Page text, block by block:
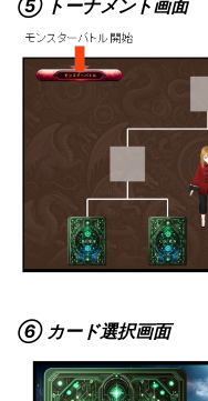
⑤ トーナメント画面
⑥ カード選択画面